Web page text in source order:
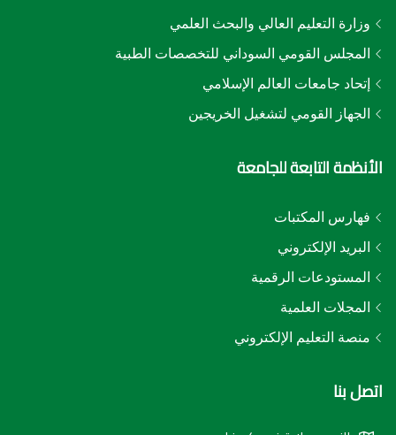
وزارة التعليم العالي والبحث العلمي
المجلس القومي السوداني للتخصصات الطبية
إتحاد جامعات العالم الإسلامي
الجهاز القومي لتشغيل الخريجين
الأنظمة التابعة للجامعة
فهارس المكتبات
البريد الإلكتروني
المستودعات الرقمية
المجلات العلمية
منصة التعليم الإلكتروني
اتصل بنا